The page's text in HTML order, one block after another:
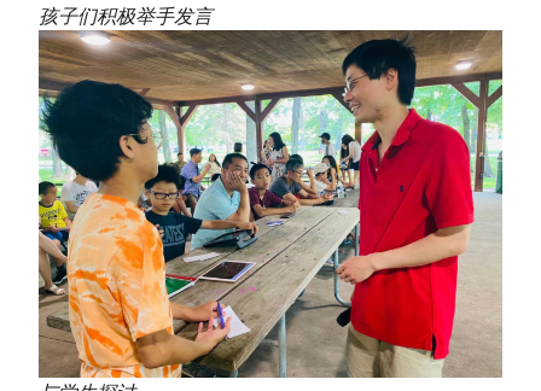
孩子们积极举手发言